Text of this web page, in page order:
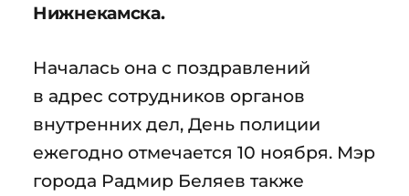
Нижнекамска.
Началась она с поздравлений
в адрес сотрудников органов
внутренних дел, День полиции
ежегодно отмечается 10 ноября. Мэр
города Радмир Беляев также